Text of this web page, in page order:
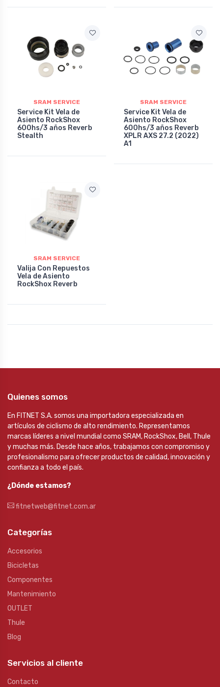
SRAM SERVICE
Service Kit Vela de
Asiento RockShox
600hs/3 años Reverb
Stealth
SRAM SERVICE
Service Kit Vela de
Asiento RockShox
600hs/3 años Reverb
XPLR AXS 27.2 (2022)
A1
SRAM SERVICE
Valija Con Repuestos
Vela de Asiento
RockShox Reverb
Quienes somos
En FITNET S.A. somos una importadora especializada en
artículos de ciclismo de alto rendimiento. Representamos
marcas líderes a nivel mundial como SRAM, RockShox, Bell, Thule
y muchas más. Desde hace años, trabajamos con compromiso y
profesionalismo para ofrecer productos de calidad, innovación y
confianza a todo el país.
¿Dónde estamos?
fitnetweb@fitnet.com.ar
Categorías
Accesorios
Bicicletas
Componentes
Mantenimiento
OUTLET
Thule
Blog
Servicios al cliente
Contacto